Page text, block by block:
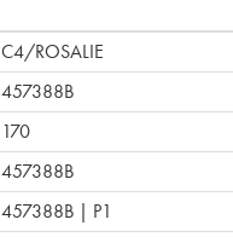
C4/ROSALIE
457388B
170
457388B
457388B | P1